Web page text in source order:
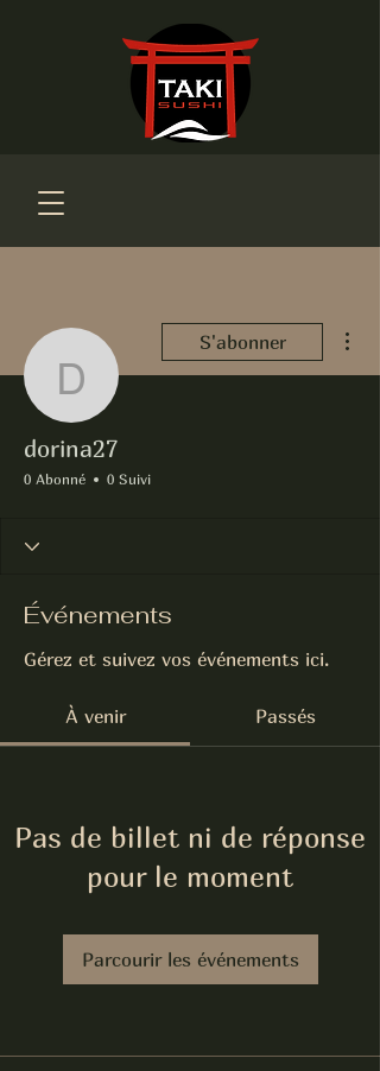
dorina27
S'abonner
dorina27
0 Abonné 0 Suivi
Événements
Gérez et suivez vos événements ici.
À venir Passés
Pas de billet ni de réponse
pour le moment
Parcourir les événements